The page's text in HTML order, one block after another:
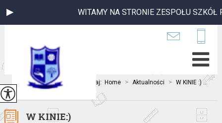
WITAMY NA STRONIE ZESPOŁU SZKÓŁ
Jesteś tutaj: Home > Aktualności > W KINIE :) ...
W KINIE:)